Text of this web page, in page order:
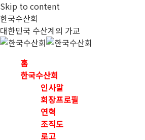
Skip to content
한국수산회
대한민국 수산계의 가교
홈
한국수산회
인사말
회장프로필
연혁
조직도
로고